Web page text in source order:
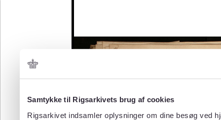
Samtykke til Rigsarkivets brug af cookies
Rigsarkivet indsamler oplysninger om dine besøg ved